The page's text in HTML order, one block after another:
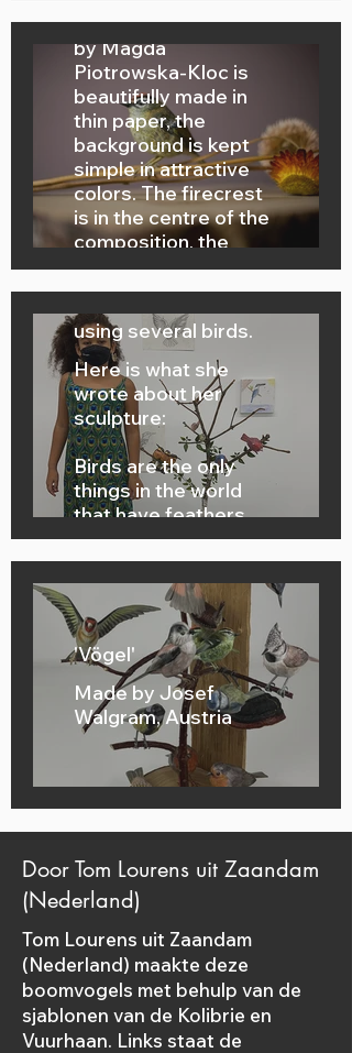
This firecrest made
by Magda
Piotrowska-Kloc is
beautifully made in
thin paper, the
background is kept
simple in attractive
colors. The firecrest
is in the centre of the
composition, the
flowers give a
charming accent, in
colours which are well
balanced with the bird
itself.
Talented 10 year old
Neela Barberousse
created the sculpture
using several birds.
Here is what she
wrote about her
sculpture:
Birds are the only
things in the world
that have feathers.
My fascination with
them is the inspiration
behind "Paradise of
Birds."
'Vögel'
Made by Josef
Walgram, Austria
Door Tom Lourens uit Zaandam
(Nederland)
Tom Lourens uit Zaandam
(Nederland) maakte deze
boomvogels met behulp van de
sjablonen van de Kolibrie en
Vuurhaan. Links staat de